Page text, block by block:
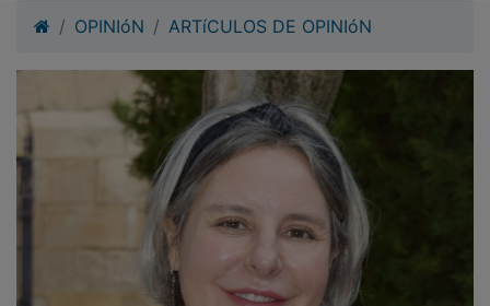
OPINIóN ARTíCULOS DE OPINIóN